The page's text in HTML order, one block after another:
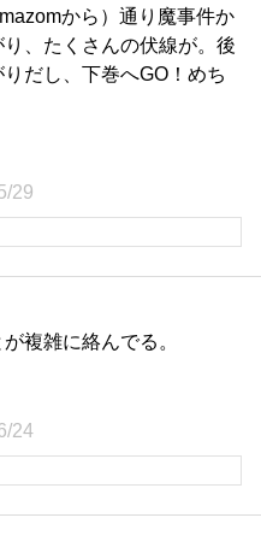
から）通り魔事件か
、たくさんの伏線が。後
だし、下巻へGO！めち
29
複雑に絡んでる。
24